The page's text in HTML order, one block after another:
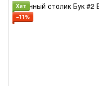
Хит
−11%